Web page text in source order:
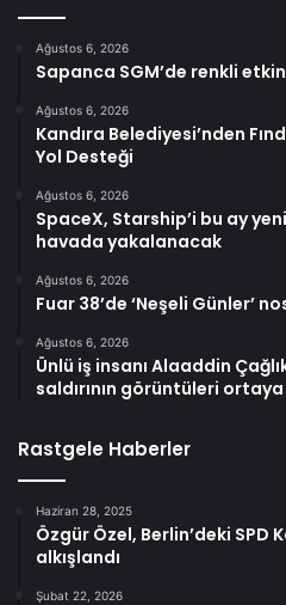
Ağustos 6, 2026
Sapanca SGM’de renkli
Ağustos 6, 2026
Kandıra Belediyesi’nden
Yol Desteği
Ağustos 6, 2026
SpaceX, Starship’i bu ay
havada yakalanacak
Ağustos 6, 2026
Fuar 38’de ‘Neşeli Günler’
Ağustos 6, 2026
Ünlü iş insanı Alaaddin
saldırının görüntüleri ortaya
Rastgele Haberler
Haziran 28, 2025
Özgür Özel, Berlin’deki SPD
alkışlandı
Şubat 22, 2026